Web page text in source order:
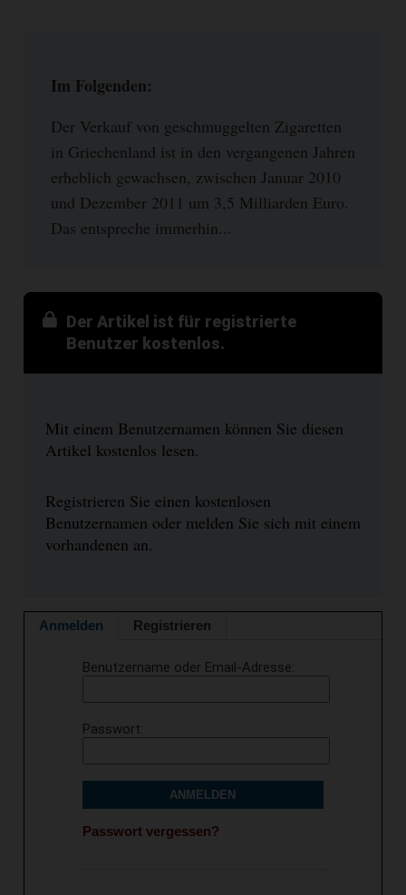
Im Folgenden:
Der Verkauf von geschmuggelten Zigaretten
in Griechenland ist in den vergangenen Jahren
erheblich gewachsen, zwischen Januar 2010
und Dezember 2011 um 3,5 Milliarden Euro.
Das entspreche immerhin...
Der Artikel ist für registrierte
Benutzer kostenlos.
Mit einem Benutzernamen können Sie diesen
Artikel kostenlos lesen.
Registrieren Sie einen kostenlosen
Benutzernamen oder melden Sie sich mit einem
vorhandenen an.
Anmelden Registrieren
Benutzername oder Email-Adresse
Passwort
ANMELDEN
Passwort vergessen?